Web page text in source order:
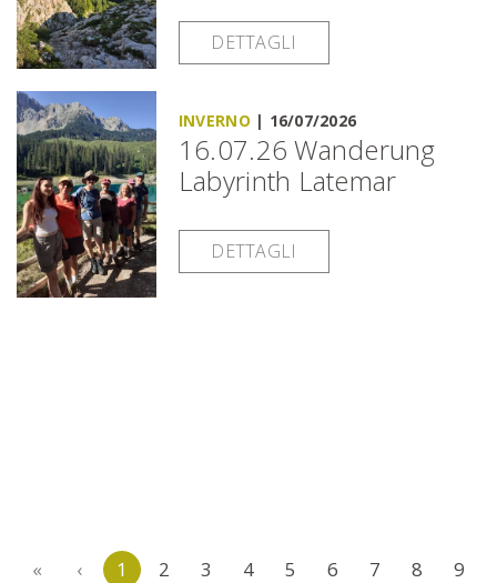
DETTAGLI
INVERNO | 16/07/2026
16.07.26 Wanderung
Labyrinth Latemar
DETTAGLI
« ‹ 1 2 3 4 5 6 7 8
9